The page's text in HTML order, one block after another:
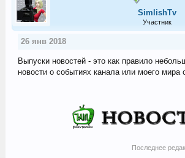
SimlishTv
Участник
26 янв 2018
Выпуски новостей - это как правило
новости о событиях канала или моего мира
Последнее